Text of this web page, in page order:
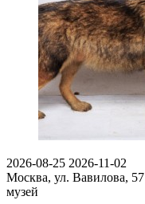
2026-08-25 2026-11-02
Москва, ул. Вавилова, 57
музей